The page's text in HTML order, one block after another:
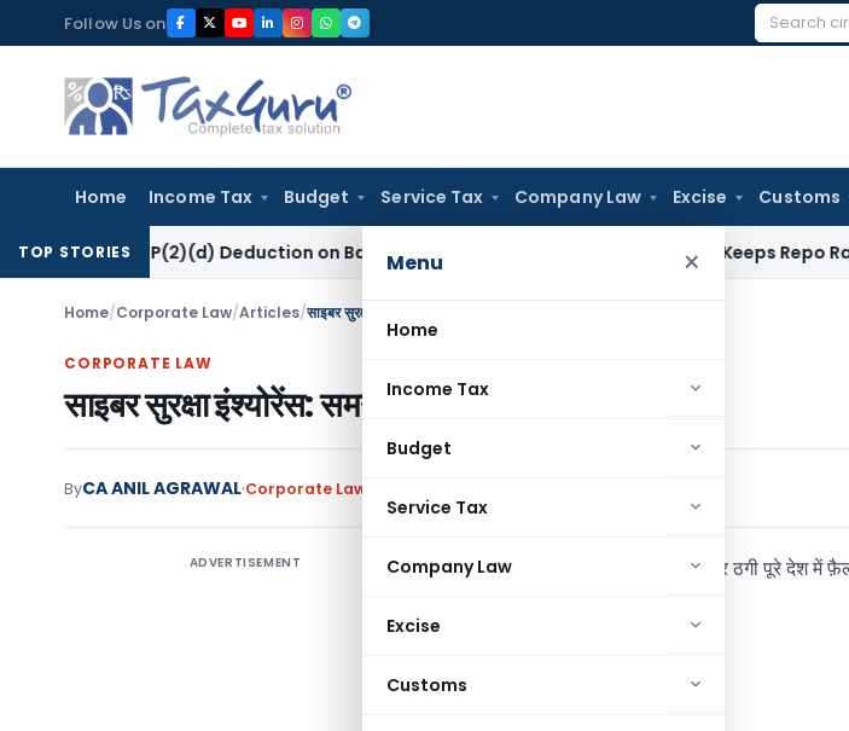
to
content
Follow Us on
Search
Home Income Tax Budget Service Tax Company Law Excise Customs
Menu ×
Home
Income Tax
Budget
Service Tax
Company Law
Excise
Customs
TOP STORIES
80P(2)(d) Deduction on Bank Interest: ITAT Mumbai RBI Keeps Repo Rate at
Home/Corporate Law/Articles/साइबर सुरक्षा इंश्योरेंस: समय की मांग
CORPORATE LAW
साइबर सुरक्षा इंश्योरेंस: समय की मांग
ByCA ANIL AGRAWAL Corporate Law
ADVERTISEMENT जिस स्तर पर साइबर फ्राड, धोखाधड़ी और ठगी पूरे देश में
२. साइबर सुरक्षा के नियमों की जानकारी